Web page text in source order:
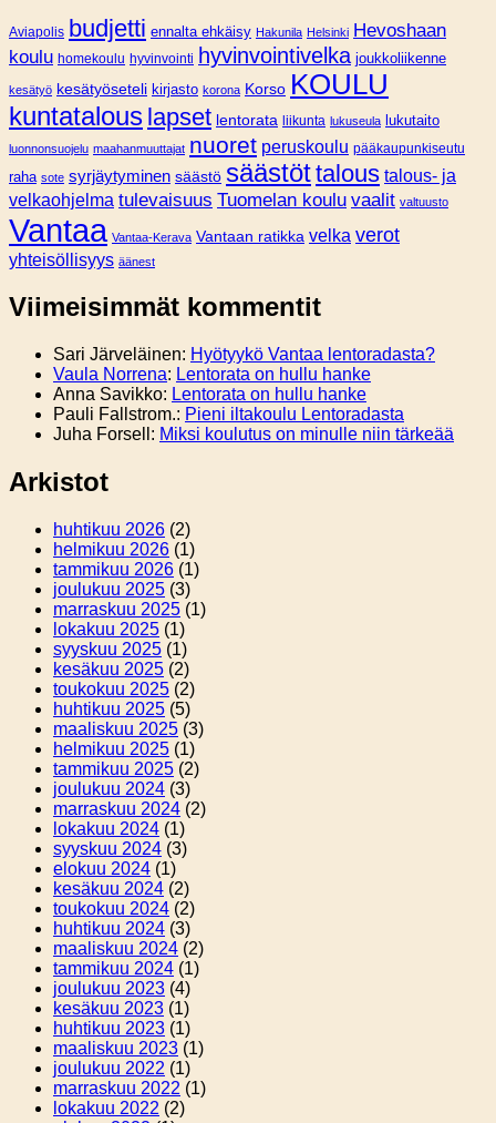
Aviapolis budjetti ennalta ehkäisy Hakunila Helsinki Hevoshaan
koulu homekoulu hyvinvointi hyvinvointivelka joukkoliikenne
kesätyö kesätyöseteli kirjasto korona Korso KOULU
kuntatalous lapset lentorata liikunta lukuseula lukutaito
luonnonsuojelu maahanmuuttajat nuoret peruskoulu pääkaupunkiseutu
raha sote syrjäytyminen säästö säästöttalous talous- ja
velkaohjelma tulevaisuus Tuomelan koulu vaalit valtuusto
Vantaa Vantaa-Kerava Vantaan ratikka velka verot
yhteisöllisyys äänest
Viimeisimmät kommentit
Sari Järveläinen: Hyötyykö Vantaa lentoradasta?
Vaula Norrena: Lentorata on hullu hanke
Anna Savikko: Lentorata on hullu hanke
Pauli Fallstrom.: Pieni iltakoulu Lentoradasta
Juha Forsell : Miksi koulutus on minulle niin tärkeää
Arkistot
huhtikuu 2026 (2)
helmikuu 2026 (1)
tammikuu 2026 (1)
joulukuu 2025 (3)
marraskuu 2025 (1)
lokakuu 2025 (1)
syyskuu 2025 (1)
kesäkuu 2025 (2)
toukokuu 2025 (2)
huhtikuu 2025 (5)
maaliskuu 2025 (3)
helmikuu 2025 (1)
tammikuu 2025 (2)
joulukuu 2024 (3)
marraskuu 2024 (2)
lokakuu 2024 (1)
syyskuu 2024 (3)
elokuu 2024 (1)
kesäkuu 2024 (2)
toukokuu 2024 (2)
huhtikuu 2024 (3)
maaliskuu 2024 (2)
tammikuu 2024 (1)
joulukuu 2023 (4)
kesäkuu 2023 (1)
huhtikuu 2023 (1)
maaliskuu 2023 (1)
joulukuu 2022 (1)
marraskuu 2022 (1)
lokakuu 2022 (2)